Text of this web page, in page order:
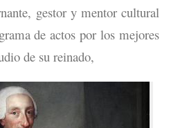
gestor y mentor cultural
de actos por los mejores
de su reinado,